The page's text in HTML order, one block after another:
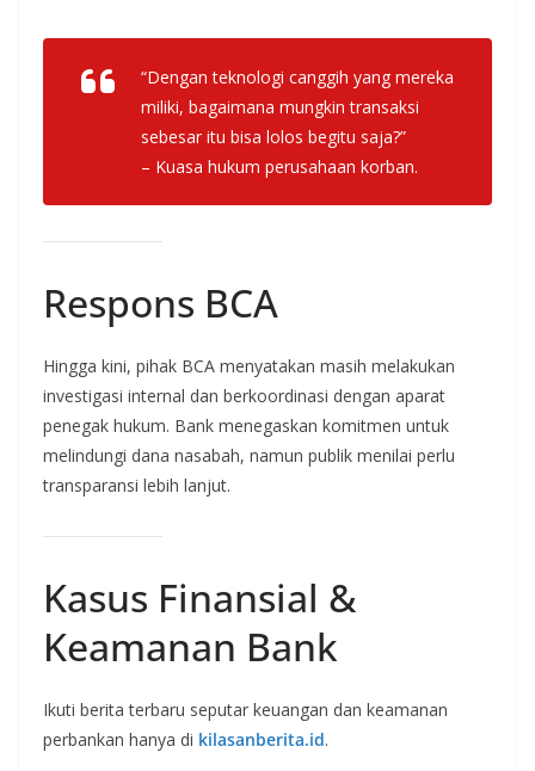
“Dengan teknologi canggih yang mereka
miliki, bagaimana mungkin transaksi
sebesar itu bisa lolos begitu saja?”
– Kuasa hukum perusahaan korban.
Respons BCA
Hingga kini, pihak BCA menyatakan masih melakukan
investigasi internal dan berkoordinasi dengan aparat
penegak hukum. Bank menegaskan komitmen untuk
melindungi dana nasabah, namun publik menilai perlu
transparansi lebih lanjut.
Kasus Finansial &
Keamanan Bank
Ikuti berita terbaru seputar keuangan dan keamanan
perbankan hanya di kilasanberita.id.